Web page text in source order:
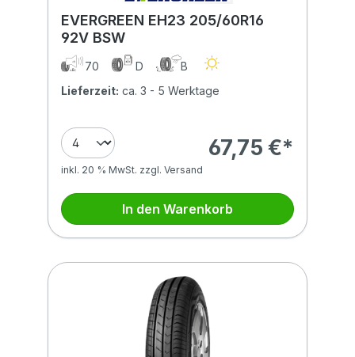
EVERGREEN EH23 205/60R16
92V BSW
70 D
B
Lieferzeit: ca. 3 - 5 Werktage
67,75 €*
inkl. 20 % MwSt. zzgl. Versand
In den Warenkorb